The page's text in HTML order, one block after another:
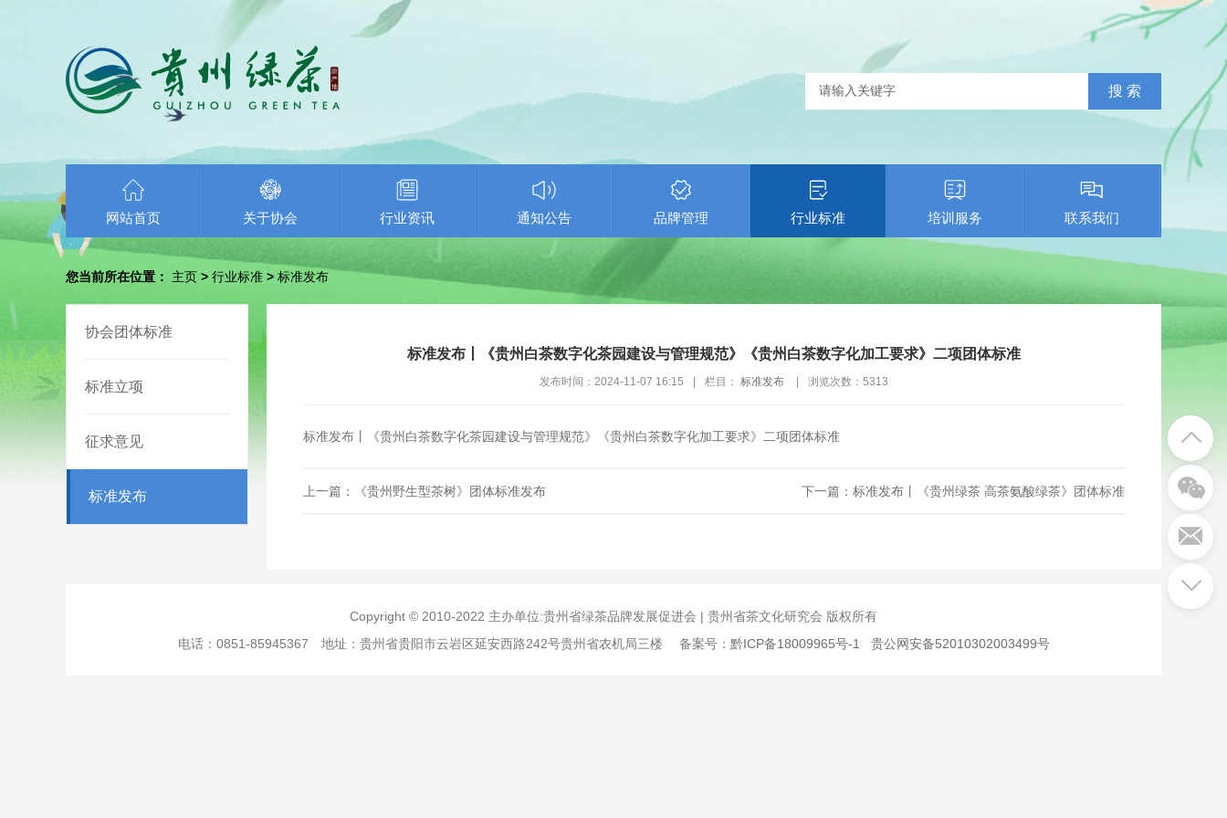
网站首页 关于协会 行业资讯 通知公告 品牌管理 行业标准 培训服务 联系我们
您当前所在位置： 主页 > 行业标准 > 标准发布
协会团体标准
标准立项
征求意见
标准发布
标准发布丨《贵州白茶数字化茶园建设与管理规范》《贵州白茶数字化加工要求》二项团体标准
发布时间：2024-11-07 16:15 栏目： 标准发布 浏览次数： 5313
标准发布丨《贵州白茶数字化茶园建设与管理规范》《贵州白茶数字化加工要求》二项团体标准
上一篇：《贵州野生型茶树》团体标准发布 下一篇：标准发布丨《贵州绿茶 高茶氨酸绿茶》团体标准
Copyright © 2010-2022 主办单位:贵州省绿茶品牌发展促进会 | 贵州省茶文化研究会 版权所有
电话：0851-85945367 地址：贵州省贵阳市云岩区延安西路242号贵州省农机局三楼 备案号： 黔ICP备18009965号-1 贵公网安备52010302003499号